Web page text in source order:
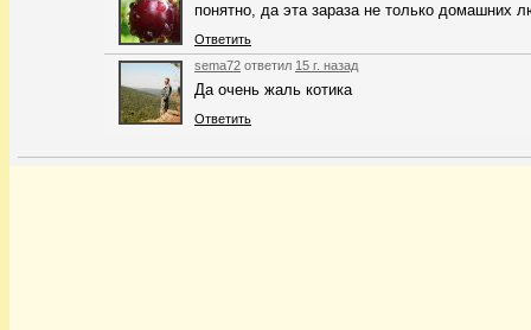
понятно, да эта зараза не только домашних
Ответить
sema72 ответил 15 г. назад
Да очень жаль котика
Ответить